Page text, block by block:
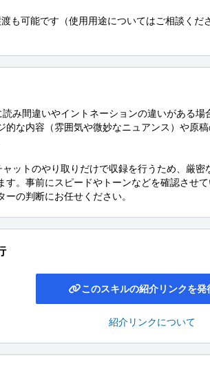
渡も可能です（使用用途についてはご相談く
み間違いやイントネーションの違いがある場
的な内容（雰囲気や微妙なニュアンス）や原
ットのやり取りだけで収録を行うため、厳
す。事前にスピードやトーンなどを確認させ
ーの判断にお任せください。
このスキルの紹介リンクを発
紹介リンクについて